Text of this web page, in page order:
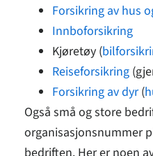
Forsikring av hus
Innboforsikring
Kjøretøy (
Reiseforsikring
Forsikring av dyr(
Også små og store
organisasjonsnummer